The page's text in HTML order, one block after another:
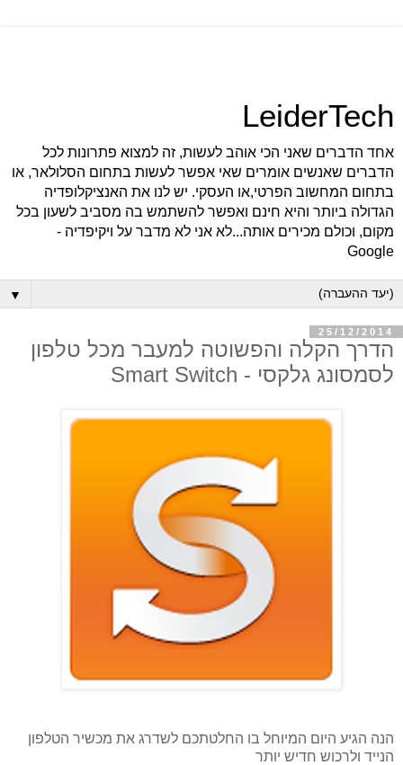
LeiderTech
אחד הדברים שאני הכי אוהב לעשות, זה למצוא פתרונות לכל
הדברים שאנשים אומרים שאי אפשר לעשות בתחום הסלולאר, או
בתחום המחשוב הפרטי,או העסקי. יש לנו את האנציקלופדיה
הגדולה ביותר והיא חינם ואפשר להשתמש בה מסביב לשעון בכל
מקום, וכולם מכירים אותה...לא אני לא מדבר על ויקיפדיה -
Google
▼
25/12/2014
הדרך הקלה והפשוטה למעבר מכל טלפון
לסמסונג גלקסי - Smart Switch
הנה הגיע היום המיוחל בו החלטתכם לשדרג את מכשיר הטלפון
הנייד ולרכוש חדיש יותר